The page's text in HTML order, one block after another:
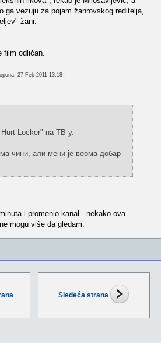
Sledeća strana
ga vezuju za pojam žanrovskog reditelja,
žanr.
film odličan.
27 Feb 2011 13:18
Locker" на ТВ-у.
чини, али мени је веома добар
i promenio kanal - nekako ova
mogu više da gledam.